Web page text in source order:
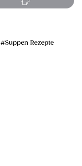
Suppen Rezepte